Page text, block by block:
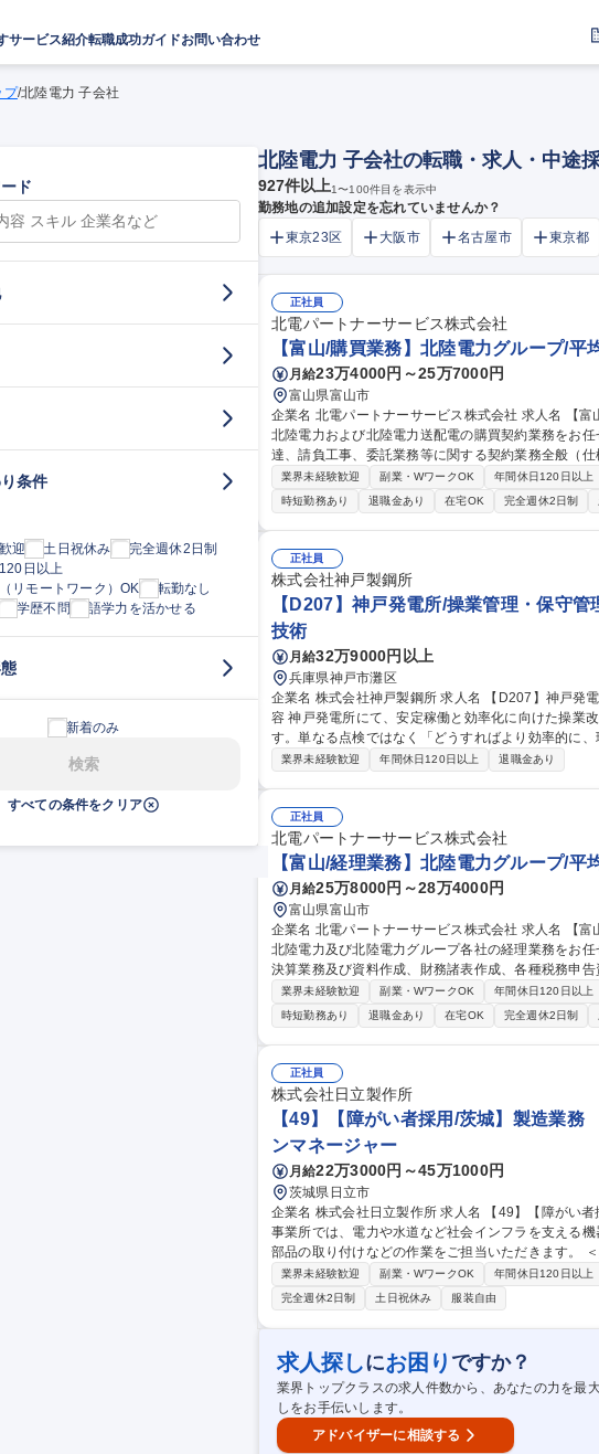
サービス紹介転職成功ガイドお問い合わせ
プ/北陸電力 子会社
ド
条件
迎
土日祝休み
完全週休2日制
日以上
リモートワーク）OK
転勤なし
学歴不問 語学力を活かせる
新着のみ
検索
すべての条件をクリア
北陸電力 子会社の転職・求人・中途
927件以上1〜100件目を表示中
勤務地の追加設定を忘れていませんか？
東京23区
大阪市 名古屋市 東京都
正社員
北電パートナーサービス株式会社
【富山/購買業務】北陸電力グループ/平
月給23万4000円～25万7000円
富山県富山市
企業名 北電パートナーサービス株式会社 求人名 【富山/購買業務】北陸電力グループ/平均残業月7h 仕事の内容 ■
北陸電力および北陸電力送配電の購買契約業務をお任せします。 【具体的には】■電力設備に
達、請負工事、委託業務等に関する契約業務全般（
両・事務機器等のリース契約に関する業務■購買依頼部門や
会社の定める業務全般 募集職種 【富山/購
業界未経験歓迎 副業・WワークOK 年間休日120日以上
時短勤務あり
退職金あり 在宅OK 完全週休2日制
正社員
株式会社神戸製鋼所
【D207】神戸発電所/操業管理・保守
技術
月給32万9000円以上
兵庫県神戸市灘区
企業名 株式会社神戸製鋼所 求人名 【D207】神戸発電所/操業管理・保守管理、燃料計画の企画改善担当 仕事の内
容 神戸発電所にて、安定稼働と効率化に向けた操業
す。単なる点検ではなく「どうすればより効率的に、
性に応じ以下いずれかの室へ配属。 (1)発電室:操業
める環境です。将来は他拠点とのローテーションも可能。 募集職種 【D207】神戸発電所/操業管理・保
燃料計画の企画改善担当
業界未経験歓迎 年間休日120日以上 退職金あり
正社員
北電パートナーサービス株式会社
【富山/経理業務】北陸電力グループ/平
月給25万8000円～28万4000円
富山県富山市
企業名 北電パートナーサービス株式会社 求人名 【富山/経理業務】北陸電力グループ/平均残業月7h 仕事の内容 ■
北陸電力及び北陸電力グループ各社の経理業務をお任せします。 【具体的には】伝票審査、
決算業務及び資料作成、財務諸表作成、各種税務申告資料の作
の定める業務全般 募集職種 【富山/経理業務
業界未経験歓迎 副業・WワークOK 年間休日120日以上
時短勤務あり
退職金あり 在宅OK 完全週休2日制
正社員
株式会社日立製作所
【49】【障がい者採用/茨城】製造業
ンマネージャー
月給22万3000円～45万1000円
茨城県日立市
企業名 株式会社日立製作所 求人名 【49】【障がい者採用/茨城】製造業務 ◎世界の先進工場 仕事の内容 大みか
事業所では、電力や水道など社会インフラを支える
部品の取り付けなどの作業をご担当いただきます。 ＜具体的な作業例＞ ■電線を指定の長さに切る、表面のカバ
ーをはがす作業 ■端子（電線の先端パーツ）を工具
目印づけ） ※工具の使い方や作業手順は入社後に丁
す。 ※業務内容は、ご経験・スキルや面接時の希望を踏まえて決定します。
城】製造業務 ◎世界の先進工場
業界未経験歓迎 副業・WワークOK 年間休日120日以上
完全週休2日制
土日祝休み 服装自由
求人探しにお困り ですか？
業界トップクラスの求人件数から、あなたの力を最
しをお手伝いします。
アドバイザーに相談する